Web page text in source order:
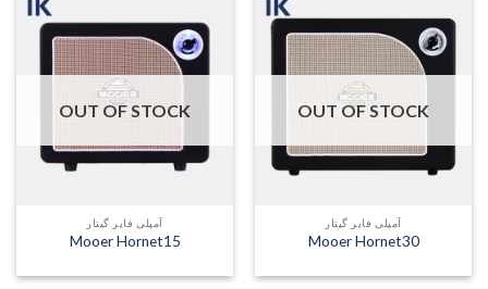
OUT OF STOCK
آمپلی فایر گیتار
Mooer Hornet30
OUT OF STOCK
آمپلی فایر گیتار
Mooer Hornet15